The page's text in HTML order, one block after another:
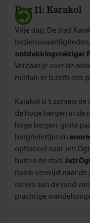
Dag 11: Karakol
Vrije dag. De stad
ontdekkingsreiziger
Verbaas je over de
militair, er is zelfs een
Karakol is ‘s zomers
de hoge bergen in de
hoge bergen, grote
bergriviertjes en
optioneel naar Jeti
buiten de stad.Jeti
naam verwijst naar
rotsen aan de rand
prachtige